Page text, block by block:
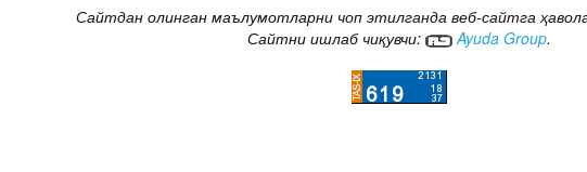
Сайтдан олинган маълумотларни чоп этилганда веб-сайтга
Сайтни ишлаб чиқувчи:
Ayuda Group.